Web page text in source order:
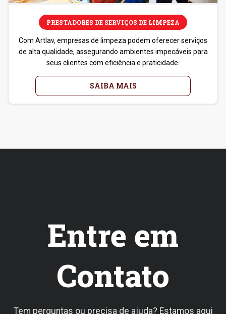
PRESTADORES DE SERVIÇOS DE LIMPEZA
Com Artlav, empresas de limpeza podem oferecer serviços
de alta qualidade, assegurando ambientes impecáveis para
seus clientes com eficiência e praticidade.
SAIBA MAIS
Entre em
Contato
Tem perguntas ou precisa de ajuda? Estamos aqui